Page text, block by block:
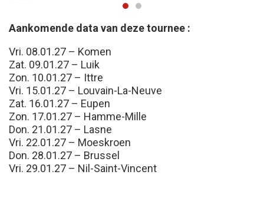
Aankomende data van deze tournee :
Vri. 08.01.27 – Komen
Zat. 09.01.27 – Luik
Zon. 10.01.27 – Ittre
Vri. 15.01.27 – Louvain-La-Neuve
Zat. 16.01.27 – Eupen
Zon. 17.01.27 – Hamme-Mille
Don. 21.01.27 – Lasne
Vri. 22.01.27 – Moeskroen
Don. 28.01.27 – Brussel
Vri. 29.01.27 – Nil-Saint-Vincent